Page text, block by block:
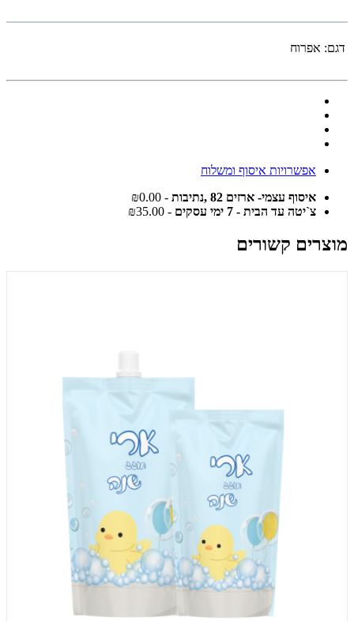
דגם: אפרוח
אפשרויות איסוף ומשלוח
איסוף עצמי- ארזים 82 ,נתיבות
- ₪0.00
צ`יטה עד הבית - 7 ימי עסקים
- ₪35.00
מוצרים קשורים